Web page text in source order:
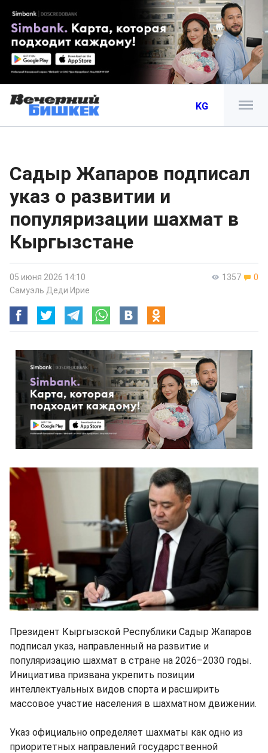
KG
Садыр Жапаров подписал
указ о развитии и
популяризации шахмат в
Кыргызстане
1357 0
05 июня 2026 14:10
Самуэль Деди Ирие
Президент Кыргызской Республики Садыр Жапаров
подписал указ, направленный на развитие и
популяризацию шахмат в стране на 2026–2030 годы.
Инициатива призвана укрепить позиции
интеллектуальных видов спорта и расширить
массовое участие населения в шахматном движении.
Указ официально определяет шахматы как одно из
приоритетных направлений государственной